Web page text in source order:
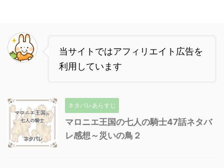
当サイトではアフィリエイト広告を
利用しています
ネタバレあらすじ
マロニエ王国の七人の騎士47話ネタバ
レ感想～災いの鳥２